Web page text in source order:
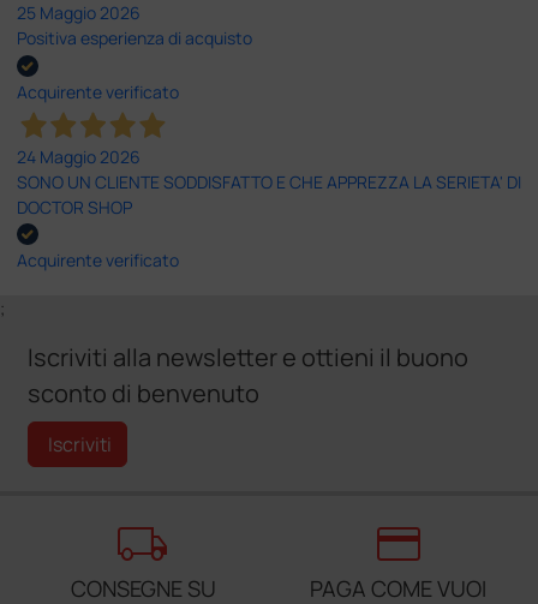
25 Maggio 2026
Positiva esperienza di acquisto
Acquirente verificato
24 Maggio 2026
SONO UN CLIENTE SODDISFATTO E CHE APPREZZA LA SERIETA' DI
DOCTOR SHOP
Acquirente verificato
;
Iscriviti alla newsletter e ottieni il buono
sconto di benvenuto
Iscriviti
local_shipping
CONSEGNE SU
credit_card
PAGA COME VUOI